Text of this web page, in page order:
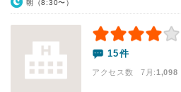
朝（8:30〜）
15件
アクセス数 7月:1,098